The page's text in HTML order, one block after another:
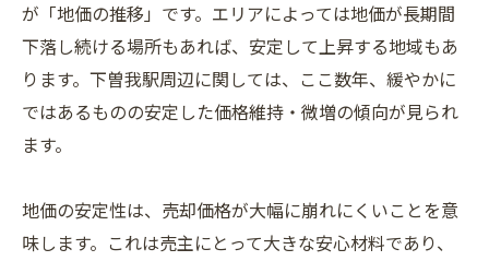
が「地価の推移」です。エリアによっては地価が長期間
下落し続ける場所もあれば、安定して上昇する地域もあ
ります。下曽我駅周辺に関しては、ここ数年、緩やかに
ではあるものの安定した価格維持・微増の傾向が見られ
ます。
地価の安定性は、売却価格が大幅に崩れにくいことを意
味します。これは売主にとって大きな安心材料であり、